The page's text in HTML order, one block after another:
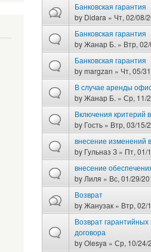
Банковская гарантия
by Didara » Чт, 02/08/
Банковская гарантия
byЖанар Б. » Втр,
Банковская гарантия
bymargzan » Чт, 05/
В случае аренды
byЖанар Б. » Ср, 11/
Включения критерий
by Гость » Втр, 03/15/
внесение изменений
by Гульназ З » Пт, 01/
внесение
by Лиля » Вс, 01/29/
Возврат
byЖанузак » Втр, 02/
Возврат
договора
byOlesya » Ср, 10/24/